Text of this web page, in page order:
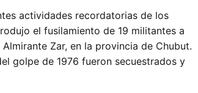
actividades recordatorias de los
el fusilamiento de 19 militantes a
Zar, en la provincia de Chubut.
golpe de 1976 fueron secuestrados y